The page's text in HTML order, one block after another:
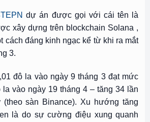
dự án được gọi với cái tên là
xây dựng trên blockchain Solana ,
cách đáng kinh ngạc kể từ khi ra mắt
3.
đô la vào ngày 9 tháng 3 đạt mức
vào ngày 19 tháng 4 – tăng 34 lần
(theo sàn Binance). Xu hướng tăng
là do sự cường điệu xung quanh